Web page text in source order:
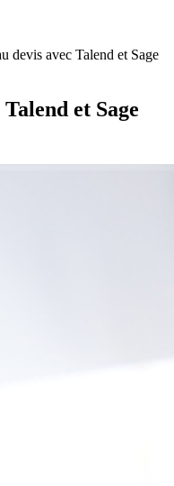
devis avec Talend et Sage
et Sage